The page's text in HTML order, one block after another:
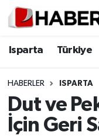
Isparta Türkiye
HABERLER ISPARTA
Dut ve
İçin Geri
Isparta
Esnaf Diyor ki;
ASAYİŞ
Isparta
Isparta Trafik
Süper Lig